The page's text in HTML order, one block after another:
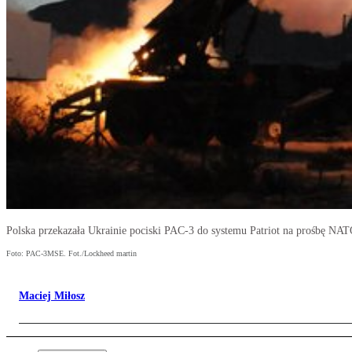
Polska przekazała Ukrainie pociski PAC-3 do systemu Patriot na prośbę
Foto: PAC-3MSE. Fot./Lockheed martin
Maciej Miłosz